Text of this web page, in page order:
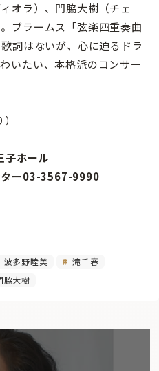
オラ）、門脇大樹（チェ
ブラームス「弦楽四重奏曲
詞はないが、心に迫るドラ
いたい、本格派のコンサー
ホール
ター03-3567-9990
波多野睦美
滝千春
脇大樹